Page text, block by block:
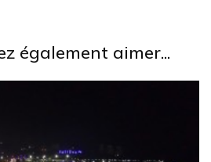
également aimer...